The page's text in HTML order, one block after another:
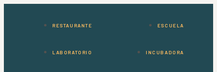
RESTAURANTE ESCUELA
LABORATORIO INCUBADORA